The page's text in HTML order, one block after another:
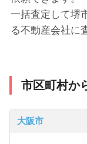
一括査定して堺
る不動産会社に
市区町村か
大阪市